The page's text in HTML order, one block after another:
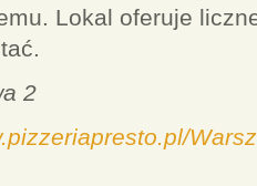
Lokal oferuje
2